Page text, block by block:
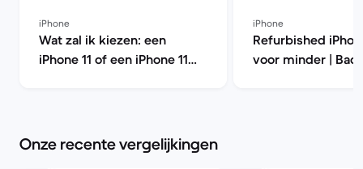
iPhone
Wat zal ik kiezen: een
iPhone 11 of een iPhone 11
iPhone
Refurbished
voor minder |
Onze recente vergelijkingen